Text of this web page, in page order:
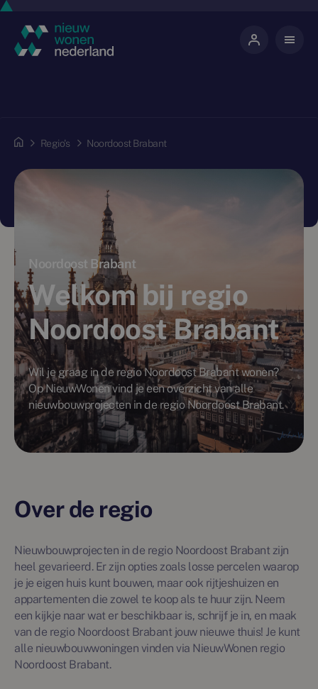
Regio's Noordoost Brabant
Noordoost Brabant
Welkom bij regio
Noordoost Brabant
Wil je graag in de regio Noordoost Brabant wonen?
Op NieuwWonen vind je een overzicht van alle
nieuwbouwprojecten in de regio Noordoost Brabant.
Over de regio
Nieuwbouwprojecten in de regio Noordoost Brabant zijn
heel gevarieerd. Er zijn opties zoals losse percelen waarop
je je eigen huis kunt bouwen, maar ook rijtjeshuizen en
appartementen die zowel te koop als te huur zijn. Neem
een kijkje naar wat er beschikbaar is, schrijf je in, en maak
van de regio Noordoost Brabant jouw nieuwe thuis! Je kunt
alle nieuwbouwwoningen vinden via NieuwWonen regio
Noordoost Brabant.